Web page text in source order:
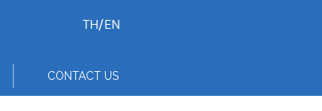
TH/EN
CONTACT US